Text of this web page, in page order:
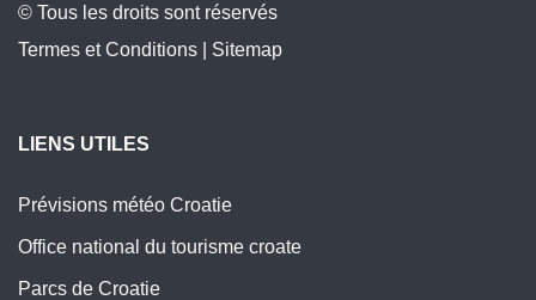
© Tous les droits sont réservés
Termes et Conditions
Sitemap
LIENS UTILES
Prévisions météo Croatie
Office national du tourisme croate
Parcs de Croatie